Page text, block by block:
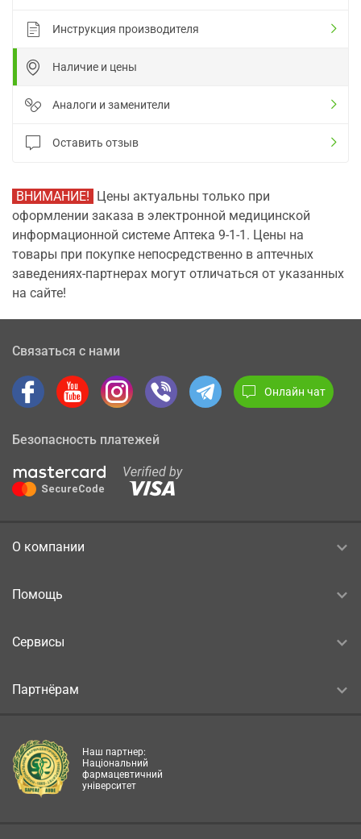
Инструкция производителя
Наличие и цены
Аналоги и заменители
Оставить отзыв
ВНИМАНИЕ! Цены актуальны только при
оформлении заказа в электронной медицинской
информационной системе Аптека 9-1-1. Цены на
товары при покупке непосредственно в аптечных
заведениях-партнерах могут отличаться от указанных
на сайте!
Связаться с нами
Онлайн чат
Безопасность платежей
О компании
Помощь
Сервисы
Партнёрам
Наш партнер:
Національний
фармацевтичний
університет